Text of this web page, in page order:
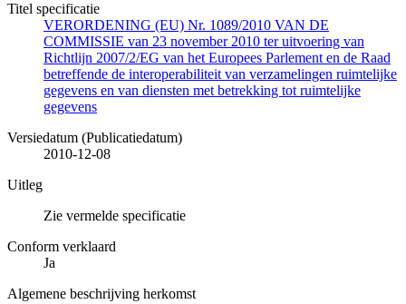
Titel specificatie
VERORDENING (EU) Nr. 1089/2010 VAN DE
COMMISSIE van 23 november 2010 ter uitvoering van
Richtlijn 2007/2/EG van het Europees Parlement en de Raad
betreffende de interoperabiliteit van verzamelingen ruimtelijke
gegevens en van diensten met betrekking tot ruimtelijke
gegevens
Versiedatum (Publicatiedatum)
2010-12-08
Uitleg
Zie vermelde specificatie
Conform verklaard
Ja
Algemene beschrijving herkomst